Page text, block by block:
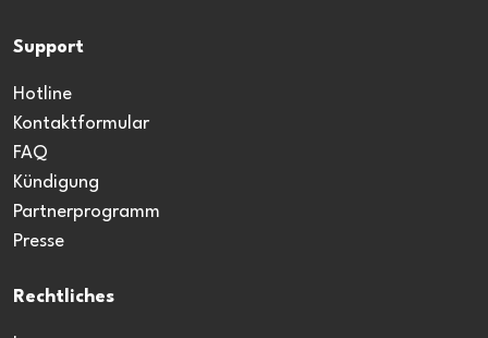
Support
Hotline
Kontaktformular
FAQ
Kündigung
Partnerprogramm
Presse
Rechtliches